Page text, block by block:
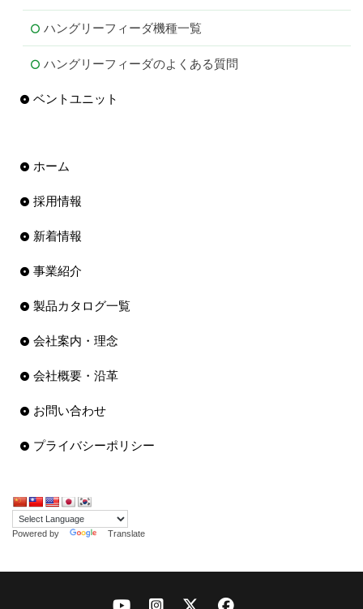
ハングリーフィーダ機種一覧
ハングリーフィーダのよくある質問
ベントユニット
ホーム
採用情報
新着情報
事業紹介
製品カタログ一覧
会社案内・理念
会社概要・沿革
お問い合わせ
プライバシーポリシー
Powered by Translate